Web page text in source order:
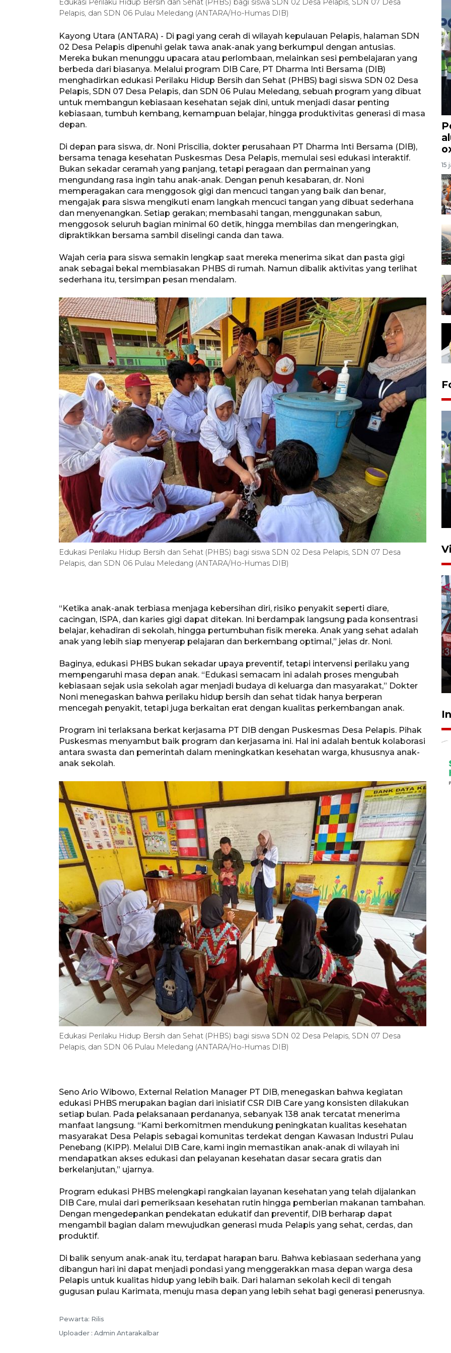
Edukasi Perilaku Hidup Bersih dan Sehat (PHBS) bagi siswa SDN 02 Desa Pelapis, SDN 07 Desa
Pelapis, dan SDN 06 Pulau Meledang (ANTARA/Ho-Humas DIB)
Kayong Utara (ANTARA) - Di pagi yang cerah di wilayah kepulauan Pelapis, halaman SDN
02 Desa Pelapis dipenuhi gelak tawa anak-anak yang berkumpul dengan antusias.
Mereka bukan menunggu upacara atau perlombaan, melainkan sesi pembelajaran yang
berbeda dari biasanya. Melalui program DIB Care, PT Dharma Inti Bersama (DIB)
menghadirkan edukasi Perilaku Hidup Bersih dan Sehat (PHBS) bagi siswa SDN 02 Desa
Pelapis, SDN 07 Desa Pelapis, dan SDN 06 Pulau Meledang, sebuah program yang dibuat
untuk membangun kebiasaan kesehatan sejak dini, untuk menjadi dasar penting
kebiasaan, tumbuh kembang, kemampuan belajar, hingga produktivitas generasi di masa
depan.
Di depan para siswa, dr. Noni Priscilia, dokter perusahaan PT Dharma Inti Bersama (DIB),
bersama tenaga kesehatan Puskesmas Desa Pelapis, memulai sesi edukasi interaktif.
Bukan sekadar ceramah yang panjang, tetapi peragaan dan permainan yang
mengundang rasa ingin tahu anak-anak. Dengan penuh kesabaran, dr. Noni
memperagakan cara menggosok gigi dan mencuci tangan yang baik dan benar,
mengajak para siswa mengikuti enam langkah mencuci tangan yang dibuat sederhana
dan menyenangkan. Setiap gerakan; membasahi tangan, menggunakan sabun,
menggosok seluruh bagian minimal 60 detik, hingga membilas dan mengeringkan,
dipraktikkan bersama sambil diselingi canda dan tawa.
Wajah ceria para siswa semakin lengkap saat mereka menerima sikat dan pasta gigi
anak sebagai bekal membiasakan PHBS di rumah. Namun dibalik aktivitas yang terlihat
sederhana itu, tersimpan pesan mendalam.
Edukasi Perilaku Hidup Bersih dan Sehat (PHBS) bagi siswa SDN 02 Desa Pelapis, SDN 07 Desa
Pelapis, dan SDN 06 Pulau Meledang (ANTARA/Ho-Humas DIB)
“Ketika anak-anak terbiasa menjaga kebersihan diri, risiko penyakit seperti diare,
cacingan, ISPA, dan karies gigi dapat ditekan. Ini berdampak langsung pada konsentrasi
belajar, kehadiran di sekolah, hingga pertumbuhan fisik mereka. Anak yang sehat adalah
anak yang lebih siap menyerap pelajaran dan berkembang optimal,” jelas dr. Noni.
Baginya, edukasi PHBS bukan sekadar upaya preventif, tetapi intervensi perilaku yang
mempengaruhi masa depan anak. “Edukasi semacam ini adalah proses mengubah
kebiasaan sejak usia sekolah agar menjadi budaya di keluarga dan masyarakat,” Dokter
Noni menegaskan bahwa perilaku hidup bersih dan sehat tidak hanya berperan
mencegah penyakit, tetapi juga berkaitan erat dengan kualitas perkembangan anak.
Program ini terlaksana berkat kerjasama PT DIB dengan Puskesmas Desa Pelapis. Pihak
Puskesmas menyambut baik program dan kerjasama ini. Hal ini adalah bentuk kolaborasi
antara swasta dan pemerintah dalam meningkatkan kesehatan warga, khususnya anak-
anak sekolah.
Edukasi Perilaku Hidup Bersih dan Sehat (PHBS) bagi siswa SDN 02 Desa Pelapis, SDN 07 Desa
Pelapis, dan SDN 06 Pulau Meledang (ANTARA/Ho-Humas DIB)
Seno Ario Wibowo, External Relation Manager PT DIB, menegaskan bahwa kegiatan
edukasi PHBS merupakan bagian dari inisiatif CSR DIB Care yang konsisten dilakukan
setiap bulan. Pada pelaksanaan perdananya, sebanyak 138 anak tercatat menerima
manfaat langsung. “Kami berkomitmen mendukung peningkatan kualitas kesehatan
masyarakat Desa Pelapis sebagai komunitas terdekat dengan Kawasan Industri Pulau
Penebang (KIPP). Melalui DIB Care, kami ingin memastikan anak-anak di wilayah ini
mendapatkan akses edukasi dan pelayanan kesehatan dasar secara gratis dan
berkelanjutan,” ujarnya.
Program edukasi PHBS melengkapi rangkaian layanan kesehatan yang telah dijalankan
DIB Care, mulai dari pemeriksaan kesehatan rutin hingga pemberian makanan tambahan.
Dengan mengedepankan pendekatan edukatif dan preventif, DIB berharap dapat
mengambil bagian dalam mewujudkan generasi muda Pelapis yang sehat, cerdas, dan
produktif.
Di balik senyum anak-anak itu, terdapat harapan baru. Bahwa kebiasaan sederhana yang
dibangun hari ini dapat menjadi pondasi yang menggerakkan masa depan warga desa
Pelapis untuk kualitas hidup yang lebih baik. Dari halaman sekolah kecil di tengah
gugusan pulau Karimata, menuju masa depan yang lebih sehat bagi generasi penerusnya.
Pewarta: Rilis
Uploader : Admin Antarakalbar
15
Kalbar siaga darurat karhutla
hingga November
30 Juli 2026 09:29
Pontianak alokasikan
penderita kanker dan jantung
23 Juli 2026 19:17
Awas penipuan berbasis AI
2026-08-07 13:45:00